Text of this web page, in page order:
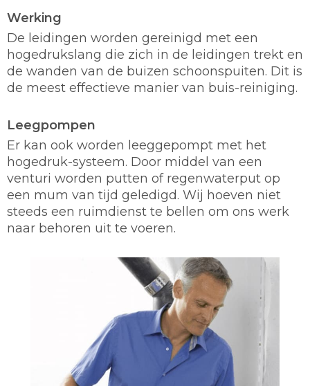
Werking
De leidingen worden gereinigd met een
hogedrukslang die zich in de leidingen trekt en
de wanden van de buizen schoonspuiten. Dit is
de meest effectieve manier van buis-reiniging.
Leegpompen
Er kan ook worden leeggepompt met het
hogedruk-systeem. Door middel van een
venturi worden putten of regenwaterput op
een mum van tijd geledigd. Wij hoeven niet
steeds een ruimdienst te bellen om ons werk
naar behoren uit te voeren.